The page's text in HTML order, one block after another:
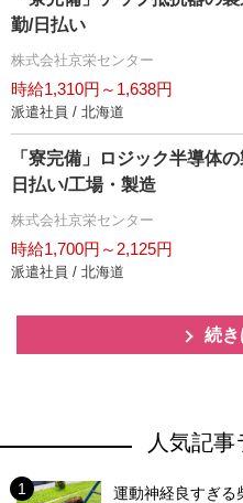
勤/日払い
株式会社京栄センター
時給1,310円～1,638円
派遣社員 / 北海道
「寮完備」ロジック半導体
日払い/工場・製造
株式会社京栄センター
時給1,700円～2,125円
派遣社員 / 北海道
続き
人気記
運動神経良すぎる